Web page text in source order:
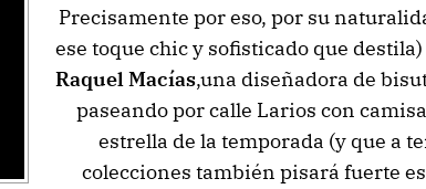
Precisamente por eso, por su
ese toque chic y sofisticado que
Raquel Macías,una diseñadora de
paseando por calle Larios con
estrella de la temporada (y que a
colecciones también pisará fuerte